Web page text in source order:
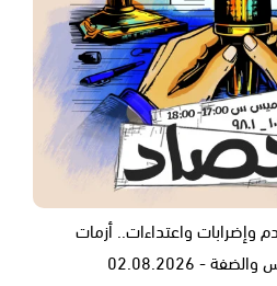
وإضرابات واعتداءات.. أزمات
- 02.08.2026